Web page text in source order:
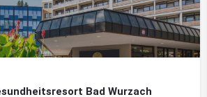
Bad Wurzach